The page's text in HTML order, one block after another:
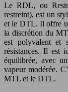
Le RDL, ou
restreint), est un
et le DTL. Il offre
la discrétion du
est polyvalent et
résistances. Il est
équilibrée, avec
vapeur modérée.
MTL et le DTL.